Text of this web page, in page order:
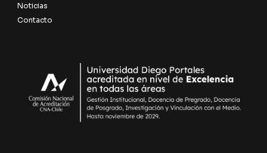
Noticias
Contacto